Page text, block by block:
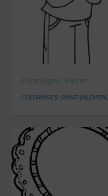
Coloriages: Baiser
COLORIAGES: SAINT-VALENTIN,